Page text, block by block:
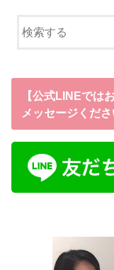
【公式LINEでは
メッセージくださ